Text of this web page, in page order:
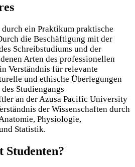
durch ein Praktikum praktische
die Beschäftigung mit der
Schreibstudiums und der
Arten des professionellen
Verständnis für relevante
und ethische Überlegungen
Studiengangs
an der Azusa Pacific University
der Wissenschaften durch
Physiologie,
Statistik.
Studenten?